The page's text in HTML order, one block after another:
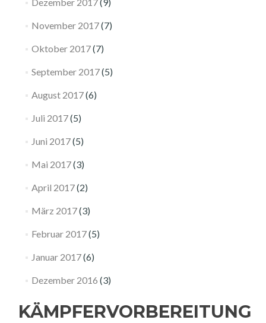
November 2017(7)
Oktober 2017(7)
September 2017(5)
August 2017(6)
Juli 2017(5)
Juni 2017(5)
Mai 2017(3)
April 2017(2)
März 2017(3)
Februar 2017(5)
Januar 2017(6)
Dezember 2016 (3)
KÄMPFERVORBEREITUNG